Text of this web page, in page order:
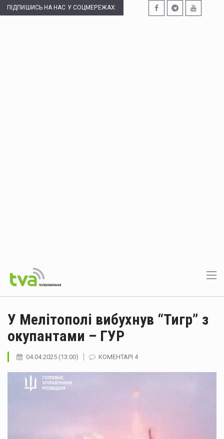
ПІДПИШИСЬ НА НАС У СОЦМЕРЕЖАХ:
У Мелітополі вибухнув “Тигр” з
окупантами – ГУР
04.04.2025 (13:00) КОМЕНТАРІ 4